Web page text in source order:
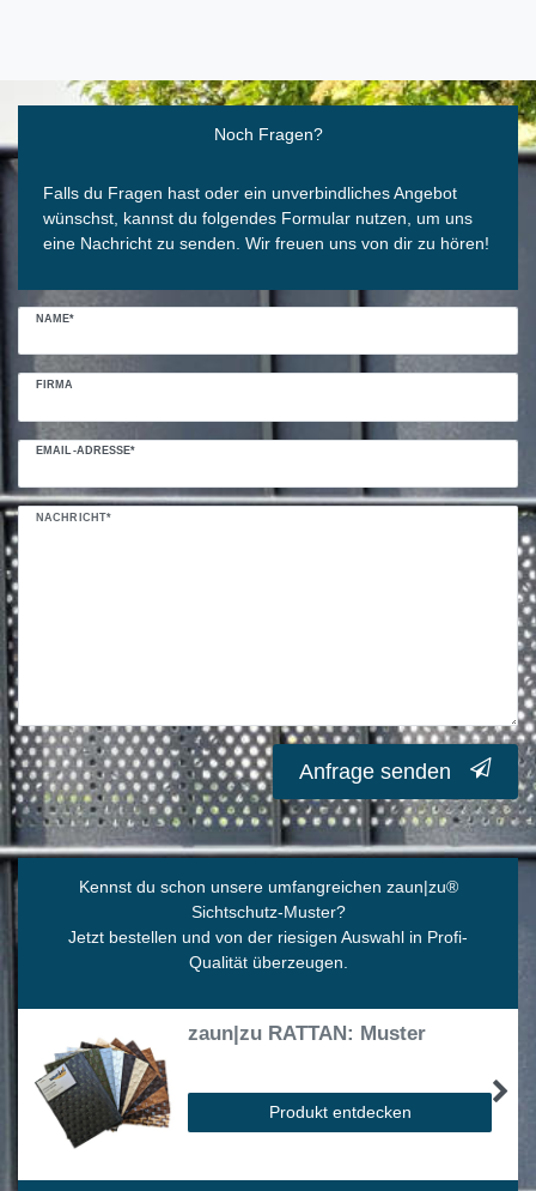
Noch Fragen?
Falls du Fragen hast oder ein unverbindliches Angebot
wünschst, kannst du folgendes Formular nutzen, um uns
eine Nachricht zu senden. Wir freuen uns von dir zu hören!
NAME*
FIRMA
EMAIL-ADRESSE*
NACHRICHT*
Ceres::Template.mailFormHoneypotLabel
Anfrage senden
Kennst du schon unsere umfangreichen zaun|zu®
Sichtschutz-Muster?
Jetzt bestellen und von der riesigen Auswahl in Profi-
Qualität überzeugen.
zaun|zu RATTAN: Muster
Produkt entdecken